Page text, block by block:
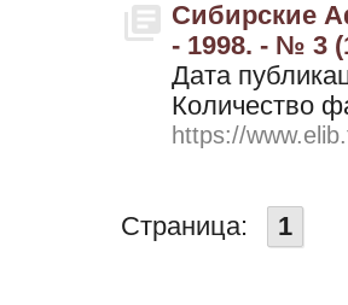
Сибирские
- 1998. - № 3
Дата
Количество
https://
Страница: 1